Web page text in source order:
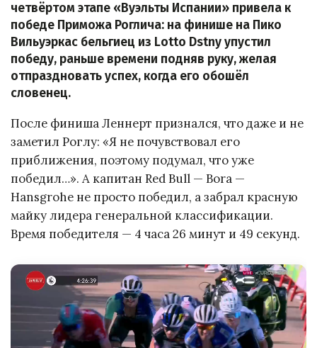
четвёртом этапе «Вуэльты Испании» привела к
победе Приможа Роглича: на финише на Пико
Вильуэркас бельгиец из Lotto Dstny упустил
победу, раньше времени подняв руку, желая
отпраздновать успех, когда его обошёл
словенец.
После финиша Леннерт признался, что даже и не
заметил Роглу: «Я не почувствовал его
приближения, поэтому подумал, что уже
победил…». А капитан Red Bull — Bora —
Hansgrohe не просто победил, а забрал красную
майку лидера генеральной классификации.
Время победителя — 4 часа 26 минут и 49 секунд.